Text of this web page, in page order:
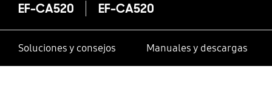
EF-CA520 EF-CA520
Soluciones y consejos Manuales y descargas